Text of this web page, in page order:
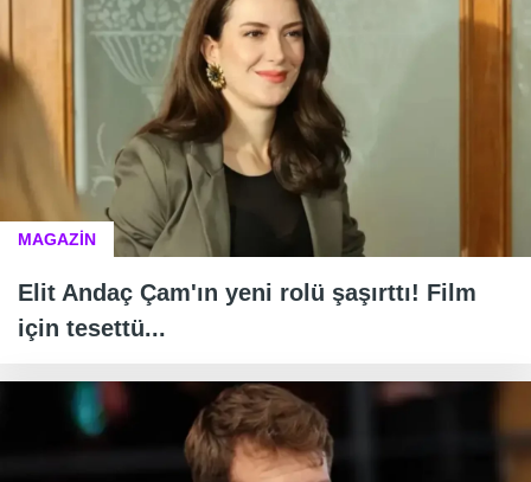
MAGAZİN
Elit Andaç Çam'ın yeni rolü şaşırttı! Film
için tesettü...